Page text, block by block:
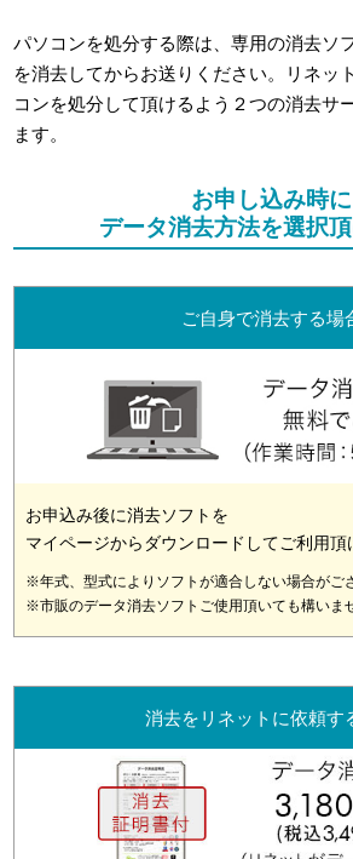
パソコンを処分する際は、専用の消去ソ
を消去してからお送りください。リネッ
コンを処分して頂けるよう２つの消去サ
ます。
お申し込み時に
データ消去方法を選択頂
ご自身で消去する場
お申込み後に消去ソフトを
マイページからダウンロードしてご利用頂
※年式、型式によりソフトが適合しない場合がご
※市販のデータ消去ソフトご使用頂いても構いま
消去をリネットに依頼す